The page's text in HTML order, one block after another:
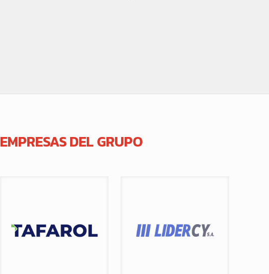
EMPRESAS DEL GRUPO